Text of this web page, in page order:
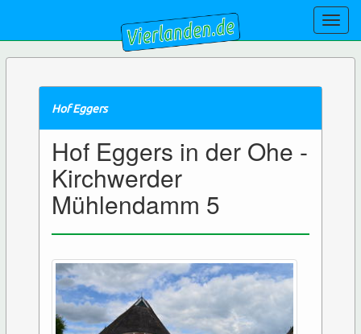
Hof Eggers
Hof Eggers in der Ohe -
Kirchwerder
Mühlendamm 5